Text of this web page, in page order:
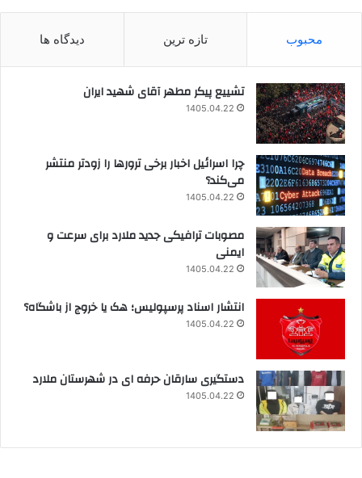
محبوب تازه ترین دیدگاه ها
تشییع پیکر مطهر آقای شهید ایران
1405.04.22
چرا اسرائیل اخبار برخی ترورها را زودتر منتشر
می‌کند؟
1405.04.22
مصوبات ترافیکی جدید ملارد برای سرعت و
ایمنی
1405.04.22
انتشار اسناد پرسپولیس؛ هک یا خروج از باشگاه؟
1405.04.22
دستگیری سارقان حرفه ای در شهرستان ملارد
1405.04.22